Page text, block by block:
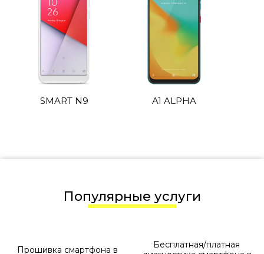
SMART N9 A1 ALPHA
Популярные услуги
Прошивка смартфона в
Бесплатная/платная